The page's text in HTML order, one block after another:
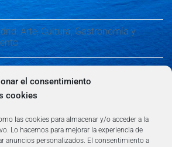
el consentimiento
cookies
las cookies para almacenar y/o acceder a la
Lo hacemos para mejorar la experiencia de
anuncios personalizados. El consentimiento a
Arte, Cultura, Gastronomía y
Arte, Cultura, Gastronomía y